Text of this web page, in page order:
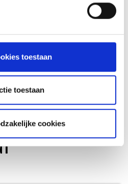
toestaan
toestaan
cookies